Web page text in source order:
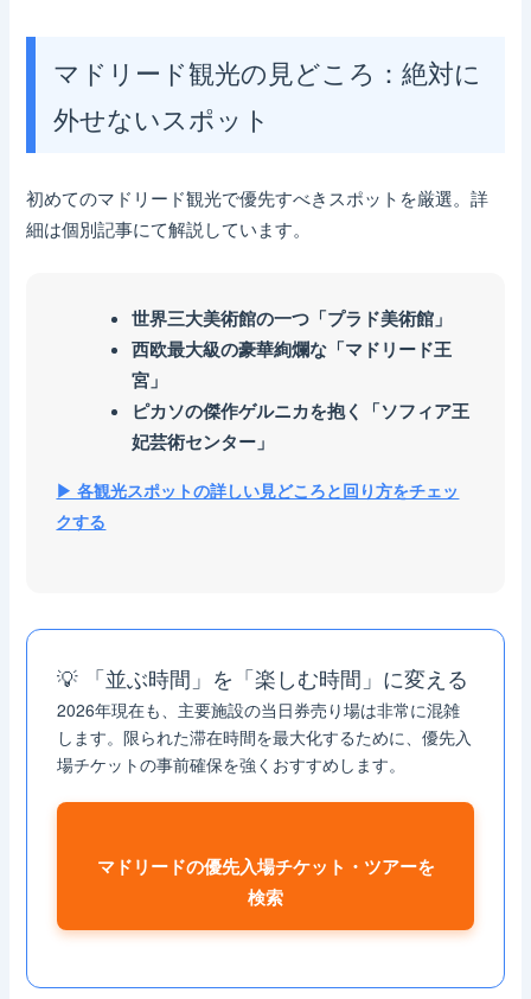
マドリード観光の見どころ：絶対に
外せないスポット
初めてのマドリード観光で優先すべきスポットを厳選。詳
細は個別記事にて解説しています。
世界三大美術館の一つ「プラド美術館」
西欧最大級の豪華絢爛な「マドリード王
宮」
ピカソの傑作ゲルニカを抱く「ソフィア王
妃芸術センター」
▶ 各観光スポットの詳しい見どころと回り方をチェッ
クする
💡 「並ぶ時間」を「楽しむ時間」に変える
2026年現在も、主要施設の当日券売り場は非常に混雑
します。限られた滞在時間を最大化するために、優先入
場チケットの事前確保を強くおすすめします。
マドリードの優先入場チケット・ツアーを
検索